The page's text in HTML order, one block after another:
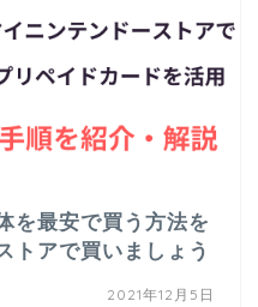
を最安で買う方法を
トアで買いましょう
2021年12月5日